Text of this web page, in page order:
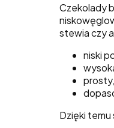
Czekolady
stewia czy
niski
Dzięki temu